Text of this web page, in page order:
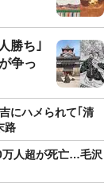
勝ち｣
争っ
にハメられて｢清
路
万人超が死亡…毛沢